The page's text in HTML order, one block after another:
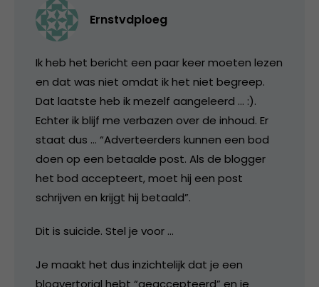
Ernstvdploeg
Ik heb het bericht een paar keer moeten lezen
en dat was niet omdat ik het niet begreep.
Dat laatste heb ik mezelf aangeleerd … :).
Echter ik blijf me verbazen over de inhoud. Er
staat dus … “Adverteerders kunnen een bod
doen op een betaalde post. Als de blogger
het bod accepteert, moet hij een post
schrijven en krijgt hij betaald”.
Dit is suicide. Stel je voor …
Je maakt het dus inzichtelijk dat je een
blogvertorial hebt “geaccepteerd” en je